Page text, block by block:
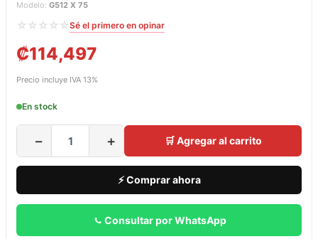
Modelo: G512 X 75
☆☆☆☆☆Sé el primero en opinar
₡114,497
Precio incluye IVA 13%
En stock
− + 🛒 Agregar al carrito
⚡ Comprar ahora
Consultar por WhatsApp